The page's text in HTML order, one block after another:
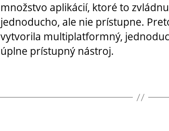
množstvo aplikácií, ktoré to
jednoducho, ale nie prístupne.
vytvorila multiplatformný,
úplne prístupný nástroj.